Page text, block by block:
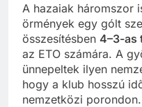
A hazaiak háromszor
örmények egy gólt
összesítésben 4–3-as
az ETO számára. A
ünnepeltek ilyen
hogy a klub hosszú
nemzetközi porondon.